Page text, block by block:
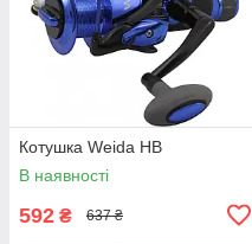
Котушка Weida HB
В наявності
592 ₴ 637 ₴